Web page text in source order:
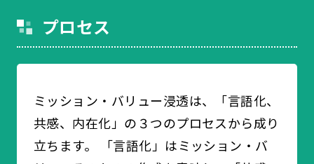
プロセス
ミッション・バリュー浸透は、「言語化、
共感、内在化」の３つのプロセスから成り
立ちます。 「言語化」はミッション・バ